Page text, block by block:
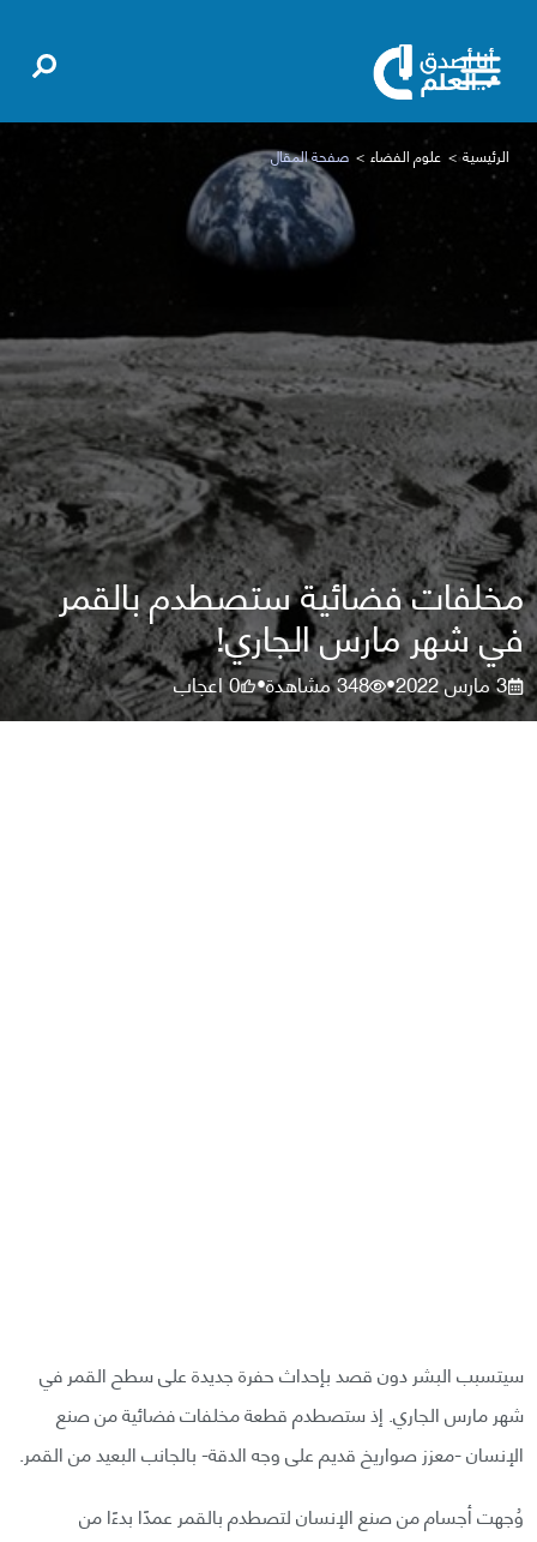
الرئيسية علوم الفضاء صفحة المقال
مخلفات فضائية ستصطدم بالقمر
في شهر مارس الجاري!
3 مارس 2022 •
348مشاهدة•
0اعجاب
سيتسبب البشر دون قصد بإحداث حفرة جديدة على سطح القمر في
شهر مارس الجاري. إذ ستصطدم قطعة مخلفات فضائية من صنع
الإنسان -معزز صواريخ قديم على وجه الدقة- بالجانب البعيد من القمر.
وُجهت أجسام من صنع الإنسان لتصطدم بالقمر عمدًا بدءًا من